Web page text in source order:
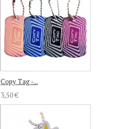
Copy Tag -...
3,50 €